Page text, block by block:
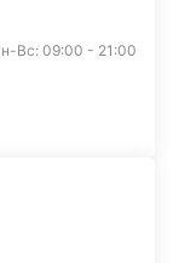
Вс: 09:00 - 21:00